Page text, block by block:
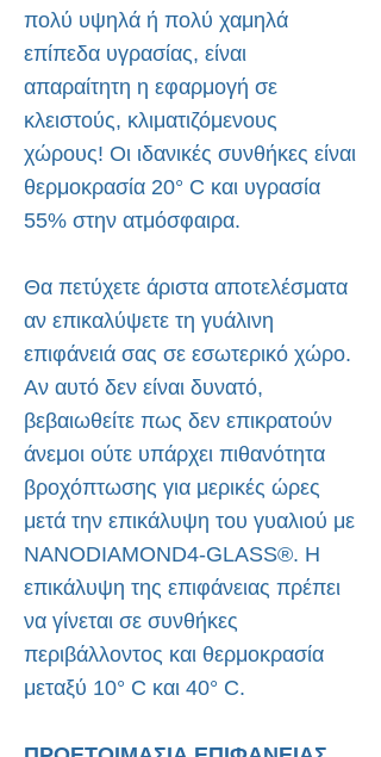
πολύ υψηλά ή πολύ χαμηλά
επίπεδα υγρασίας, είναι
απαραίτητη η εφαρμογή σε
κλειστούς, κλιματιζόμενους
χώρους! Οι ιδανικές συνθήκες είναι
θερμοκρασία 20° C και υγρασία
55% στην ατμόσφαιρα.
Θα πετύχετε άριστα αποτελέσματα
αν επικαλύψετε τη γυάλινη
επιφάνειά σας σε εσωτερικό χώρο.
Αν αυτό δεν είναι δυνατό,
βεβαιωθείτε πως δεν επικρατούν
άνεμοι ούτε υπάρχει πιθανότητα
βροχόπτωσης για μερικές ώρες
μετά την επικάλυψη του γυαλιού με
NANODIAMOND4-GLASS®. Η
επικάλυψη της επιφάνειας πρέπει
να γίνεται σε συνθήκες
περιβάλλοντος και θερμοκρασία
μεταξύ 10° C και 40° C.